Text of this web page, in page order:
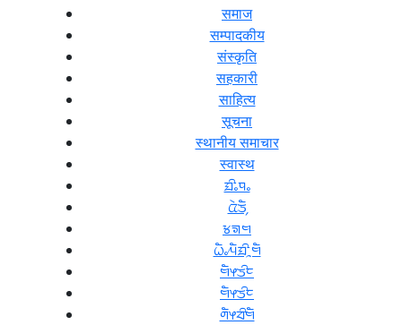
समाज
सम्पादकीय
संस्कृति
सहकारी
साहित्य
सूचना
स्थानीय समाचार
स्वास्थ
ᤀᤡᤱᤄᤱ
ᤂᤧᤍᤠ᤹
ᤃᤈᤗ
ᤐᤠᤱᤘᤠᤀᤡᤳᤗᤠ
ᤗᤠᤶᤍᤡᤰ
ᤗᤠᤶᤍᤡᤰ
ᤛᤠᤶᤔᤡᤗᤠ